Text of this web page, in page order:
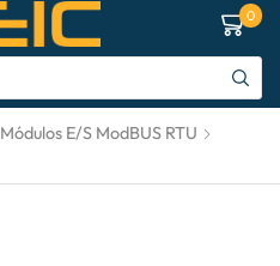
0
Módulos E/S ModBUS RTU